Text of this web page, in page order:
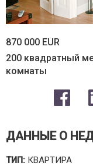
870 000 EUR
200 квадратный
комнаты
ДАННЫЕ О
ТИП: КВАРТИРА